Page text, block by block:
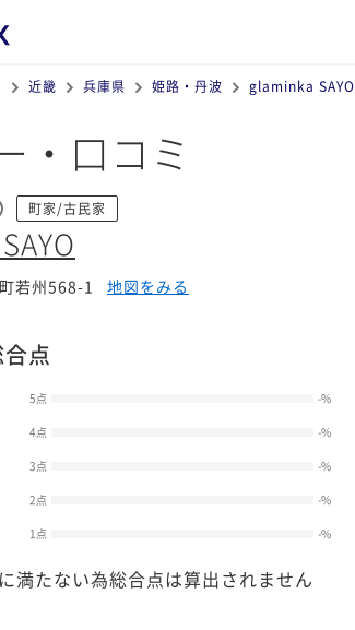
近畿 兵庫県 姫路・丹波 glaminka SAYO
・口コミ
町家/古民家
若州568-1 地図をみる
点
5点 -%
4点 -%
3点 -%
2点 -%
1点 -%
満たない為総合点は算出されません